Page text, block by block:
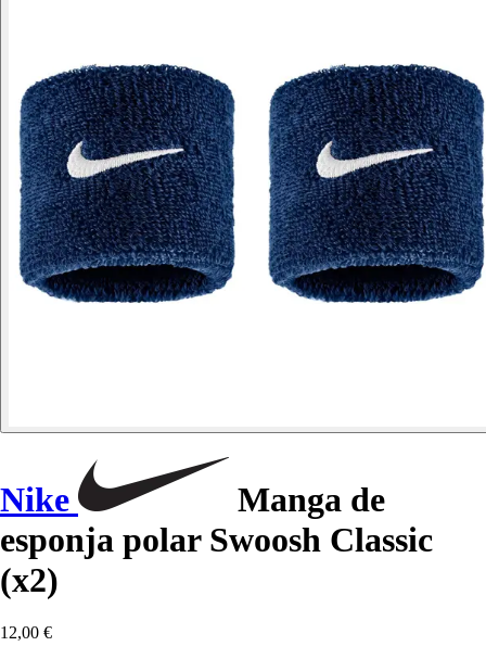
Nike
Manga de
esponja polar Swoosh Classic
(x2)
12,00 €